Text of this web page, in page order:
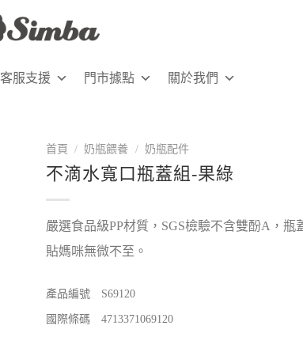
客服支援 門市據點 關於我們
首頁 / 奶瓶餵養 / 奶瓶配件
不滴水寬口瓶蓋組-果綠
嚴選食品級PP材質，SGS檢驗不含雙酚A，
貼媽咪無微不至。
產品編號 S69120
國際條碼 4713371069120